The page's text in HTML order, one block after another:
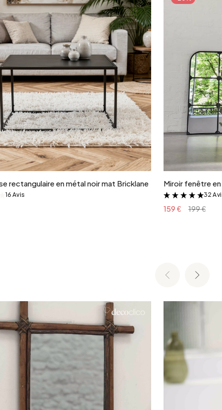
Ajouter au panier
rectangulaire en métal noir mat Bricklane
&
16 Avis
Miroir fenêtre
&
32
159 € 199 €